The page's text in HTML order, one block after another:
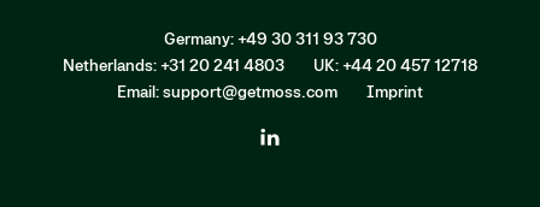
Germany: +49 30 311 93 730
Netherlands: +31 20 241 4803
UK: +44 20 457 12718
Email: support@getmoss.com
Imprint